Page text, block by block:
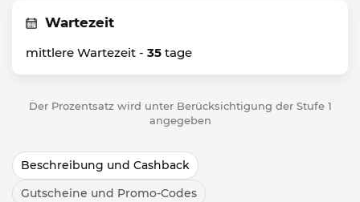
Wartezeit
mittlere Wartezeit - 35 tage
Der Prozentsatz wird unter Berücksichtigung der Stufe 1
angegeben
Beschreibung und Cashback
Gutscheine und Promo-Codes